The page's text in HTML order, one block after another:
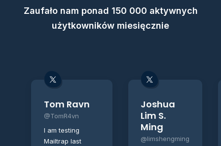
Zaufało nam ponad 150 000 aktywnych
użytkowników miesięcznie
Tom Ravn
@TomR4vn
I am testing
Mailtrap last
Joshua
Lim S.
Ming
@limshengming